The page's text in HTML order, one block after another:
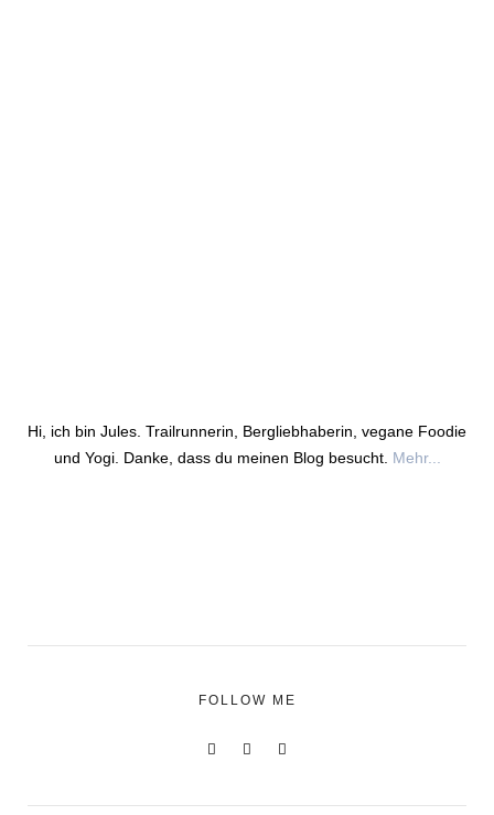
Hi, ich bin Jules. Trailrunnerin, Bergliebhaberin, vegane Foodie
und Yogi. Danke, dass du meinen Blog besucht. Mehr...
FOLLOW ME